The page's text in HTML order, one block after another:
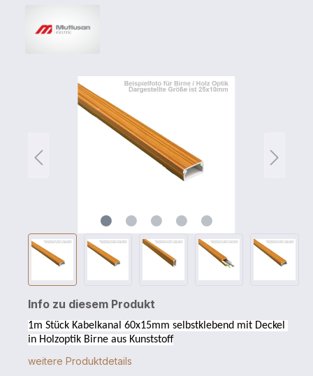
Info zu diesem Produkt
1m Stück Kabelkanal 60x15mm selbstklebend mit Deckel
in Holzoptik Birne aus Kunststoff
weitere Produktdetails